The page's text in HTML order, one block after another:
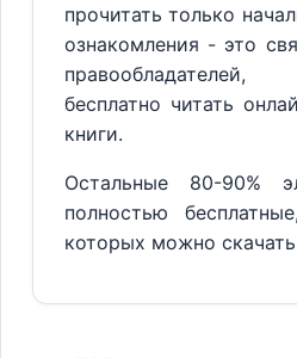
прочитать только
ознакомления - это
бесплатно читать
книги.
Остальные 80-90%
полностью
которых можно скачать